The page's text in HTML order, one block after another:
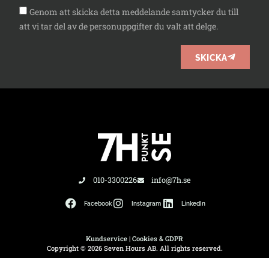
Genom att skicka detta meddelande samtycker du till
att vi tar del av de personuppgifter du valt att delge.
SKICKA
010-3300226 info@7h.se
Facebook Instagram LinkedIn
Kundservice | Cookies & GDPR
Copyright © 2026 Seven Hours AB. All rights reserved.